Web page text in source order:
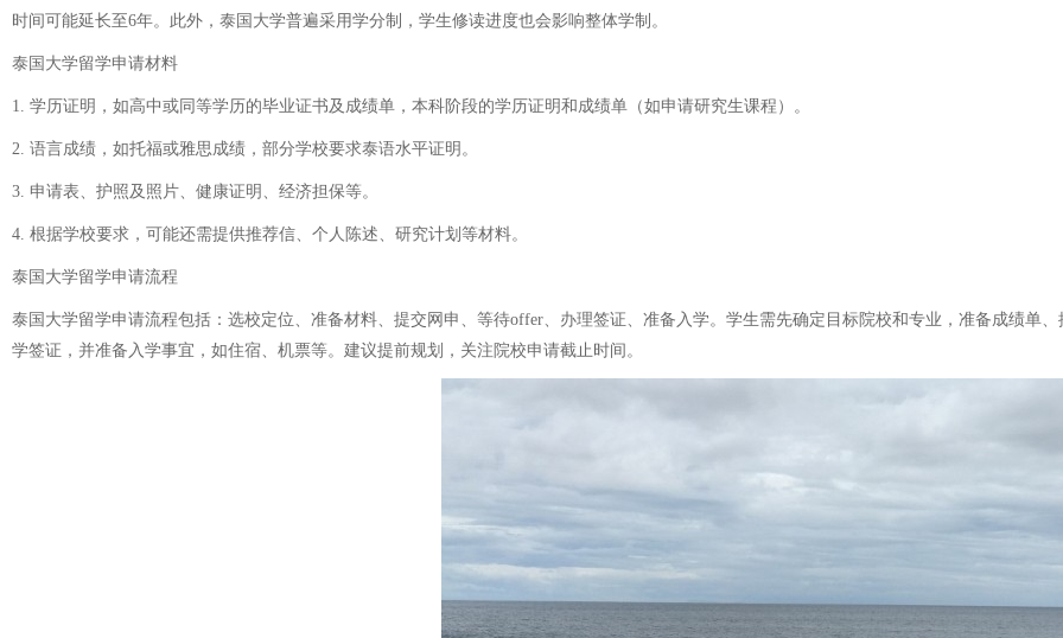
时间可能延长至6年。此外，泰国大学普遍采用学分制，学生修读进度也会影响整体学制。
泰国大学留学申请材料
1. 学历证明，如高中或同等学历的毕业证书及成绩单，本科阶段的学历证明和成绩单（如申请研究生课程）。
2. 语言成绩，如托福或雅思成绩，部分学校要求泰语水平证明。
3. 申请表、护照及照片、健康证明、经济担保等。
4. 根据学校要求，可能还需提供推荐信、个人陈述、研究计划等材料。
泰国大学留学申请流程
泰国大学留学申请流程包括：选校定位、准备材料、提交网申、等待offer、办理签证、准备入学。学生需先确定目标院校和专业，准备成绩单
学签证，并准备入学事宜，如住宿、机票等。建议提前规划，关注院校申请截止时间。